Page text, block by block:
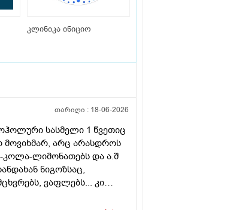
კლინიკა ინიციო
თარიღი : 18-06-2026
სასმელი 1 წვეთიც
მოვიხმარ, არც არასდროს
კოლა-ლიმონათებს და ა.შ
ნიგოზსაც,
ვაფლებს... კი